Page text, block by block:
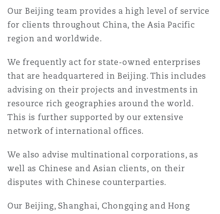
Réassurance
Assurance spécialisée
Francisco
2 New Bailey
Our Beijing team provides a high level of service
for clients throughout China, the Asia Pacific
region and worldwide.
We frequently act for state-owned enterprises
that are headquartered in Beijing. This includes
advising on their projects and investments in
resource rich geographies around the world.
This is further supported by our extensive
network of international offices.
We also advise multinational corporations, as
well as Chinese and Asian clients, on their
disputes with Chinese counterparties.
Our Beijing, Shanghai, Chongqing and Hong